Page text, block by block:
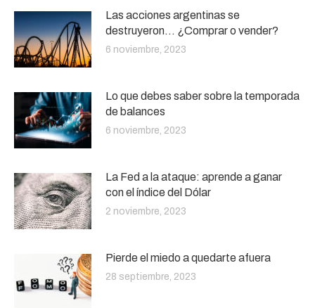
Las acciones argentinas se
destruyeron… ¿Comprar o vender?
6 noviembre, 2023
Lo que debes saber sobre la temporada
de balances
6 noviembre, 2023
La Fed a la ataque: aprende a ganar
con el índice del Dólar
2 noviembre, 2023
Pierde el miedo a quedarte afuera
28 septiembre, 2023